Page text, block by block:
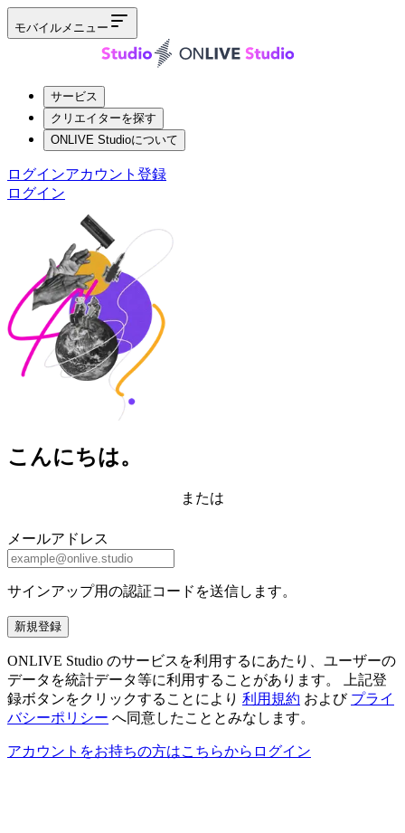
モバイルメニュー
サービス
クリエイターを探す
ONLIVE Studioについて
ログインアカウント登録
ログイン
こんにちは。
または
メールアドレス
サインアップ用の認証コードを送信します。
新規登録
ONLIVE Studio のサービスを利用するにあたり、ユーザーの
データを統計データ等に利用することがあります。 上記登
録ボタンをクリックすることにより 利用規約 および プライ
バシーポリシー へ同意したこととみなします。
アカウントをお持ちの方はこちらからログイン